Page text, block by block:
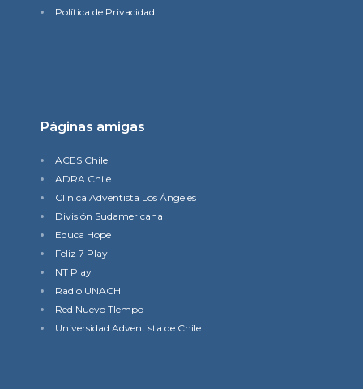
Política de Privacidad
Páginas amigas
ACES Chile
ADRA Chile
Clínica Adventista Los Ángeles
División Sudamericana
Educa Hope
Feliz 7 Play
NT Play
Radio UNACH
Red Nuevo TIempo
Universidad Adventista de Chile